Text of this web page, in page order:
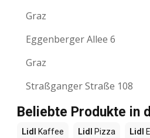
Graz
Eggenberger Allee 6
Graz
Straßganger Straße 108
Beliebte Produkte in
Lidl Kaffee Lidl Pizza Lidl